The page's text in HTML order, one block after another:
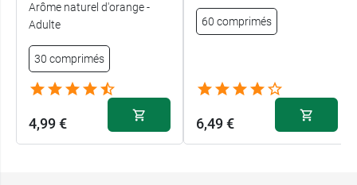
Arôme naturel d'orange -
Adulte
30 comprimés
4,99 €
60 comprimés
6,49 €